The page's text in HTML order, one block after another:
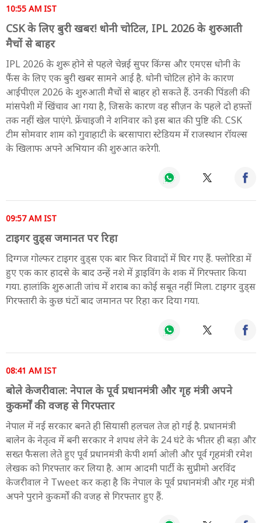
10:55 AM IST
CSK के लिए बुरी खबर! धोनी चोटिल, IPL 2026 के शुरुआती
मैचों से बाहर
IPL 2026 के शुरू होने से पहले चेन्नई सुपर किंग्स और एमएस धोनी के
फैंस के लिए एक बुरी खबर सामने आई है. धोनी चोटिल होने के कारण
आईपीएल 2026 के शुरुआती मैचों से बाहर हो सकते हैं. उनकी पिंडली की
मांसपेशी में खिंचाव आ गया है, जिसके कारण वह सीज़न के पहले दो हफ़्तों
तक नहीं खेल पाएंगे. फ्रेंचाइजी ने शनिवार को इस बात की पुष्टि की. CSK
टीम सोमवार शाम को गुवाहाटी के बरसापारा स्टेडियम में राजस्थान रॉयल्स
के खिलाफ अपने अभियान की शुरुआत करेगी.
09:57 AM IST
टाइगर वुड्स जमानत पर रिहा
दिग्गज गोल्फर टाइगर वुड्स एक बार फिर विवादों में घिर गए हैं. फ्लोरिडा में
हुए एक कार हादसे के बाद उन्हें नशे में ड्राइविंग के शक में गिरफ्तार किया
गया. हालांकि शुरुआती जांच में शराब का कोई सबूत नहीं मिला. टाइगर वुड्स
गिरफ्तारी के कुछ घंटों बाद जमानत पर रिहा कर दिया गया.
08:41 AM IST
बोले केजरीवाल: नेपाल के पूर्व प्रधानमंत्री और गृह मंत्री अपने
कुकर्मों की वजह से गिरफ्तार
नेपाल में नई सरकार बनते ही सियासी हलचल तेज हो गई है. प्रधानमंत्री
बालेन के नेतृत्व में बनी सरकार ने शपथ लेने के 24 घंटे के भीतर ही बड़ा और
सख्त फैसला लेते हुए पूर्व प्रधानमंत्री केपी शर्मा ओली और पूर्व गृहमंत्री रमेश
लेखक को गिरफ्तार कर लिया है. आम आदमी पार्टी के सुप्रीमो अरविंद
केजरीवाल ने Tweet कर कहा है कि नेपाल के पूर्व प्रधानमंत्री और गृह मंत्री
अपने पुराने कुकर्मों की वजह से गिरफ्तार हुए हैं.